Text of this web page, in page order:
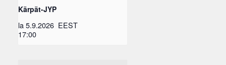
Kärpät-JYP
la 5.9.2026
17:00
EEST